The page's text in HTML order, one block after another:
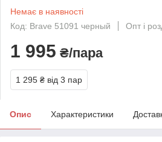
Немає в наявності
Код: Brave 51091 черный
Опт і
1 995 ₴/пара
1 295 ₴ від 3 пар
Опис Характеристики